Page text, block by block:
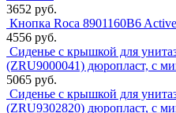
3652 руб.
Кнопка Roca 8901160B6
4556 руб.
Сиденье с крышкой для
(ZRU9000041) дюропласт, с
5065 руб.
Сиденье с крышкой для
(ZRU9302820) дюропласт, с